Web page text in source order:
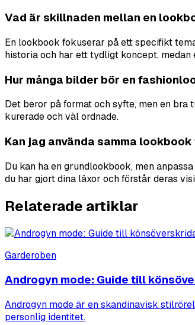
Vad är skillnaden mellan en
En lookbook fokuserar på ett specifikt
historia och har ett tydligt koncept,
Hur många bilder bör en
Det beror på format och syfte, men en
kurerade och väl ordnade.
Kan jag använda samma
Du kan ha en grundlookbook, men
du har gjort dina läxor och förstår deras
Relaterade artiklar
Garderoben
Androgyn mode: Guide till
Androgyn mode är en skandinavisk
personlig identitet.